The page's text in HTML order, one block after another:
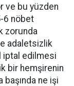
ve bu yüzden
6 nöbet
zorunda
adaletsizlik
iptal edilmesi
bir hemşirenin
ne işi